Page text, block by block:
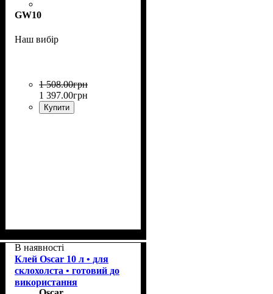
GW10
Наш вибір
1 508.00грн
1 397.00грн
Купити
Склошпалери, флізелін,
вінілові шпалери на
паперовій основі, для
тканинних шпалер, для
В наявності
Клей Oscar 10 л • для
склохолста • готовий до
використання